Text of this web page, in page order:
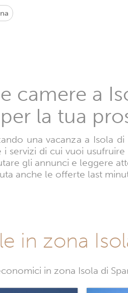
camere a
la tua
una vacanza a Isola
servizi di cui vuoi
gli annunci e leggere
anche le offerte last
in zona
in zona Isola di